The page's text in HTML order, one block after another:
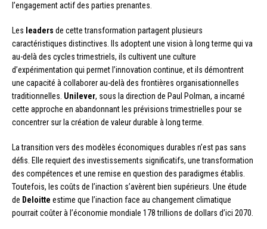
l’engagement actif des parties prenantes.
Les leaders de cette transformation partagent plusieurs
caractéristiques distinctives. Ils adoptent une vision à long terme qui va
au-delà des cycles trimestriels, ils cultivent une culture
d’expérimentation qui permet l’innovation continue, et ils démontrent
une capacité à collaborer au-delà des frontières organisationnelles
traditionnelles. Unilever, sous la direction de Paul Polman, a incarné
cette approche en abandonnant les prévisions trimestrielles pour se
concentrer sur la création de valeur durable à long terme.
La transition vers des modèles économiques durables n’est pas sans
défis. Elle requiert des investissements significatifs, une transformation
des compétences et une remise en question des paradigmes établis.
Toutefois, les coûts de l’inaction s’avèrent bien supérieurs. Une étude
de Deloitte estime que l’inaction face au changement climatique
pourrait coûter à l’économie mondiale 178 trillions de dollars d’ici 2070.